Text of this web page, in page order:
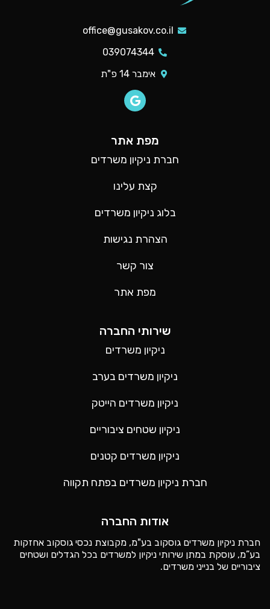
office@gusakov.co.il
039074344
אימבר 14 פ"ת
מפת אתר
חברת ניקיון משרדים
קצת עלינו
בלוג ניקיון משרדים
הצהרת נגישות
צור קשר
מפת אתר
שירותי החברה
ניקיון משרדים
ניקיון משרדים בערב
ניקיון משרדים הייטק
ניקיון שטחים ציבוריים
ניקיון משרדים קטנים
חברת ניקיון משרדים בפתח תקווה
אודות החברה
חברת ניקיון משרדים גוסקוב בע"מ, מקבוצת נכסי גוסקוב אחזקות
בע”מ, עוסקת במתן שירותי ניקיון למשרדים בכל הגדלים ושטחים
ציבוריים של בנייני משרדים.